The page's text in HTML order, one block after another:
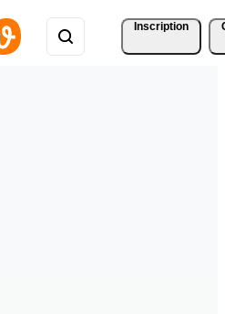
Inscription